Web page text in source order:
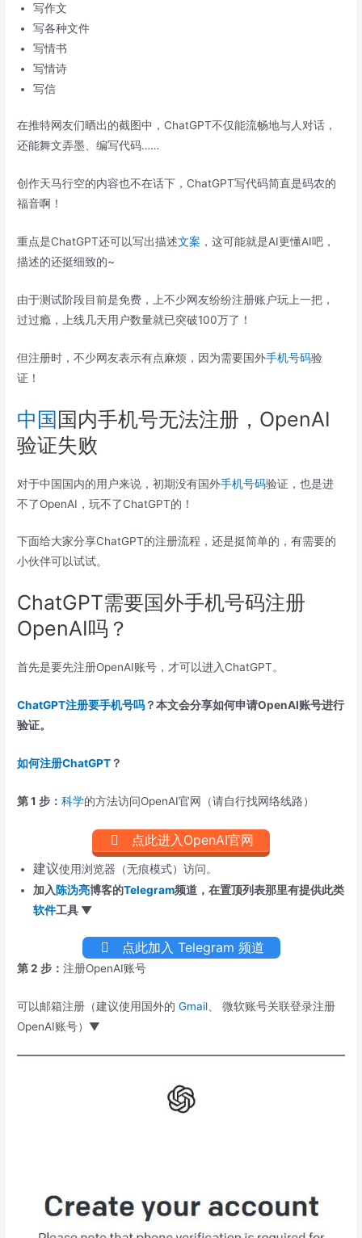
写作文
写各种文件
写情书
写情诗
写信
在推特网友们晒出的截图中，ChatGPT不仅能流畅地与人对话，
还能舞文弄墨、编写代码……
创作天马行空的内容也不在话下，ChatGPT写代码简直是码农的
福音啊！
重点是ChatGPT还可以写出描述文案 ，这可能就是AI更懂AI吧，
描述的还挺细致的~
由于测试阶段目前是免费，上不少网友纷纷注册账户玩上一把，
过过瘾，上线几天用户数量就已突破100万了！
但注册时，不少网友表示有点麻烦，因为需要国外手机号码验
证！
中国国内手机号无法注册，OpenAI
验证失败
对于中国国内的用户来说，初期没有国外手机号码验证，也是进
不了OpenAI，玩不了ChatGPT的！
下面给大家分享ChatGPT的注册流程，还是挺简单的，有需要的
小伙伴可以试试。
ChatGPT需要国外手机号码注册
OpenAI吗？
首先是要先注册OpenAI账号，才可以进入ChatGPT。
ChatGPT注册要手机号吗 ？本文会分享如何申请OpenAI账号进行
验证。
如何注册ChatGPT ？
第 1 步：科学的方法访问OpenAI官网（请自行找网络线路）
点此进入OpenAI官网
建议使用浏览器（无痕模式）访问。
加入 陈沩亮博客的Telegram频道，在置顶列表那里有提供此类
软件工具 ▼
点此加入 Telegram 频道
第 2 步：注册OpenAI账号
可以邮箱注册（建议使用国外的Gmail 、 微软账号关联登录注册
OpenAI账号）▼